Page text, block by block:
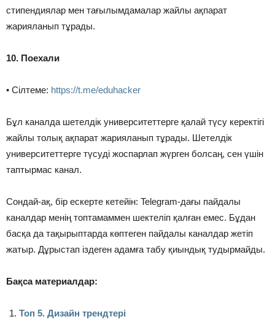
стипендиялар мен тағылымдамалар жайлы ақпарат
жарияланып тұрады.
10. Поехали
• Cілтеме: https://t.me/eduhacker
Бұл каналда шетелдік университеттерге қалай түсу керектігі
жайлы толық ақпарат жарияланып тұрады. Шетелдік
университеттерге түсуді жоспарлап жүрген болсаң, сен үшін
таптырмас канал.
Сондай-ақ, бір ескерте кетейін: Telegram-дағы пайдалы
каналдар менің топтамаммен шектеліп қалған емес. Бұдан
басқа да тақырыптарда көптеген пайдалы каналдар жетіп
жатыр. Дұрыстап іздеген адамға табу қиындық тудырмайды.
Бақса материалдар:
Топ 5. Дизайн трендтері